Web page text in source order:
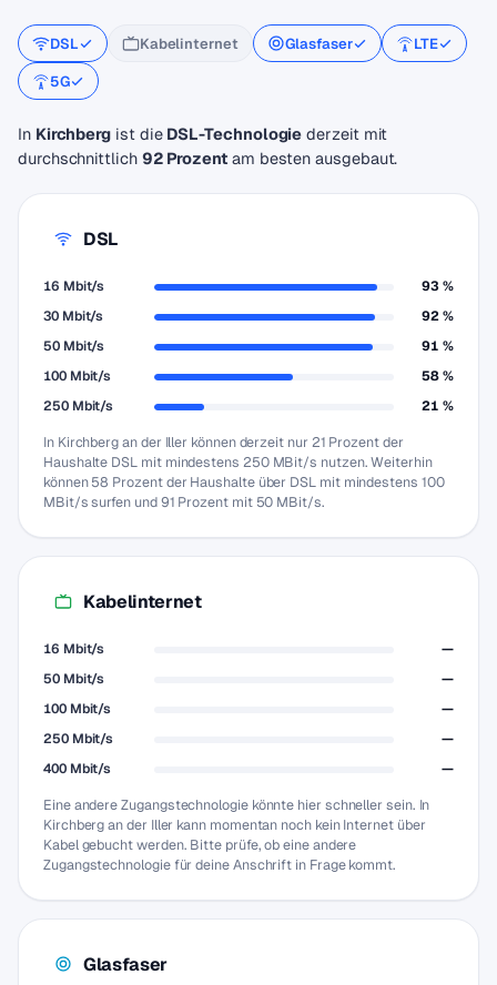
DSL Kabelinternet Glasfaser
LTE
5G
In Kirchberg ist die DSL-Technologie derzeit mit
durchschnittlich 92 Prozentam besten ausgebaut.
DSL
16 Mbit/s
93 %
30 Mbit/s
92 %
50 Mbit/s
91 %
100 Mbit/s
58 %
250 Mbit/s
21 %
In Kirchberg an der Iller können derzeit nur 21 Prozent der
Haushalte DSL mit mindestens 250 MBit/s nutzen. Weiterhin
können 58 Prozent der Haushalte über DSL mit mindestens 100
MBit/s surfen und 91 Prozent mit 50 MBit/s.
Kabelinternet
16 Mbit/s
—
50 Mbit/s
—
100 Mbit/s
—
250 Mbit/s
—
400 Mbit/s
—
Eine andere Zugangstechnologie könnte hier schneller sein. In
Kirchberg an der Iller kann momentan noch kein Internet über
Kabel gebucht werden. Bitte prüfe, ob eine andere
Zugangstechnologie für deine Anschrift in Frage kommt.
Glasfaser